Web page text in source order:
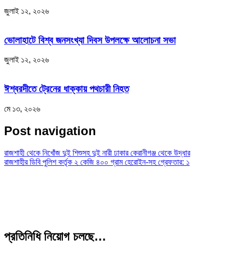
জুলাই ১২, ২০২৬
ভোলাহাটে বিশ্ব জনসংখ্যা দিবস উপলক্ষে আলোচনা সভা
জুলাই ১২, ২০২৬
ঈশ্বরদীতে ট্রেনের ধাক্কায় পথচারী নিহত
মে ১৩, ২০২৬
Post navigation
রাজশাহী থেকে নিখোঁজ দুই শিশুসহ দুই নারী ঢাকার কেরানীগঞ্জ থেকে উদ্ধার
রাজশাহীর ডিবি পুলিশ কর্তৃক ২ কেজি ৪০০ গ্রাম হেরোইন-সহ গ্রেফতার: ১
প্রতিনিধি নিয়োগ চলছে…